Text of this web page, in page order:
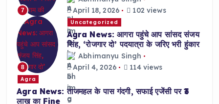
7
April 18, 2026
102 views
8
Uncategorized
Agra News: आगरा पहुंचे आप सांसद संजय
सिंह, ‘रोजगार दो’ पदयात्रा के जरिए भरी हुंकार
Abhimanyu Singh
April 4, 2026
114 views
Agra
Agra News: ताजमहल के पास गंदगी, सफाई एजेंसी पर ₹3
लाख का Fine